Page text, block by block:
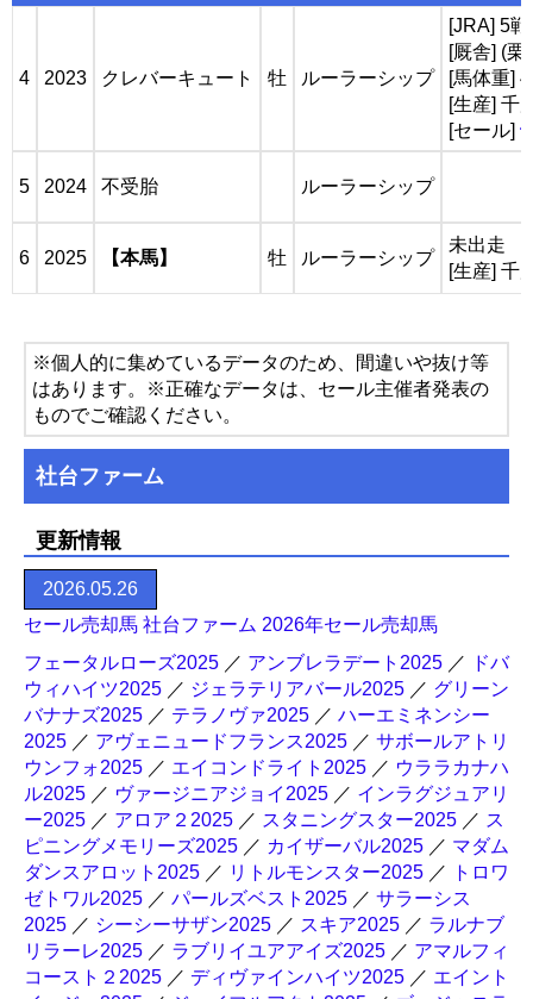
4 2023 クレバーキュート 牡 ルーラーシップ
[JRA] 5
[厩舎] (栗
[馬体重]
[生産] 千
[セール]
5 2024 不受胎 ルーラーシップ
6 2025 【本馬】 牡 ルーラーシップ
未出走
[生産] 千
※個人的に集めているデータのため、間違いや抜け等
はあります。※正確なデータは、セール主催者発表の
ものでご確認ください。
社台ファーム
更新情報
2026.05.26
セール売却馬 社台ファーム 2026年セール売却馬
フェータルローズ2025 ／ アンブレラデート2025 ／
ドバ
ウィハイツ2025 ／ ジェラテリアバール2025 ／ グリーン
バナナズ2025 ／ テラノヴァ2025 ／ ハーエミネンシー
2025 ／ アヴェニュードフランス2025 ／ サボールアトリ
ウンフォ2025 ／ エイコンドライト2025 ／ ウララカナハ
ル2025 ／ ヴァージニアジョイ2025 ／ インラグジュアリ
ー2025 ／ アロア２2025 ／ スタニングスター2025 ／ ス
ピニングメモリーズ2025 ／ カイザーバル2025 ／ マダム
ダンスアロット2025 ／ リトルモンスター2025 ／
トロワ
ゼトワル2025 ／ パールズベスト2025 ／ サラーシス
2025 ／ シーシーサザン2025 ／ スキア2025 ／ ラルナブ
リラーレ2025 ／ ラブリイユアアイズ2025 ／ アマルフィ
コースト２2025 ／ ディヴァインハイツ2025 ／ エイント